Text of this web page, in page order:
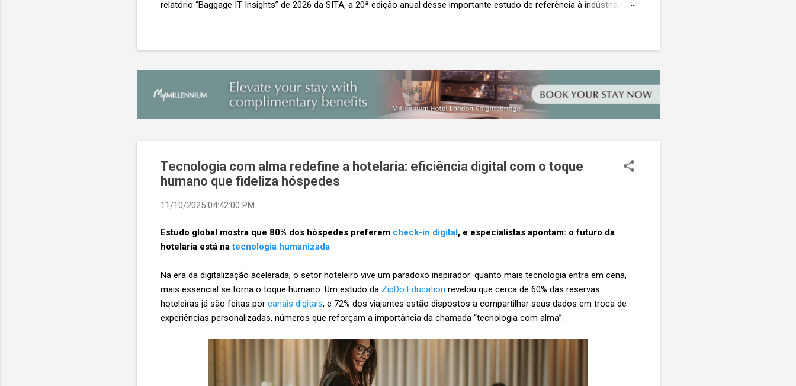
relatório “Baggage IT Insights” de 2026 da SITA, a 20ª edição anual desse importante estudo de referência à indústria. (©
lucro líquido médio de apenas US$ 8 por passageiro, uma mala extraviada anula o lucro de mais de 30 assentos vendidos,
Tecnologia com alma redefine a hotelaria: eficiência digital com o toque
humano que fideliza hóspedes
11/10/2025 04:42:00 PM
Estudo global mostra que 80% dos hóspedes preferem check-in digital, e especialistas apontam: o futuro da
hotelaria está natecnologia humanizada
Na era da digitalização acelerada, o setor hoteleiro vive um paradoxo inspirador: quanto mais tecnologia entra em cena,
mais essencial se torna o toque humano. Um estudo da ZipDo Education revelou que cerca de 60% das reservas
hoteleiras já são feitas por canais digitais, e 72% dos viajantes estão dispostos a compartilhar seus dados em troca de
experiências personalizadas, números que reforçam a importância da chamada “tecnologia com alma”.